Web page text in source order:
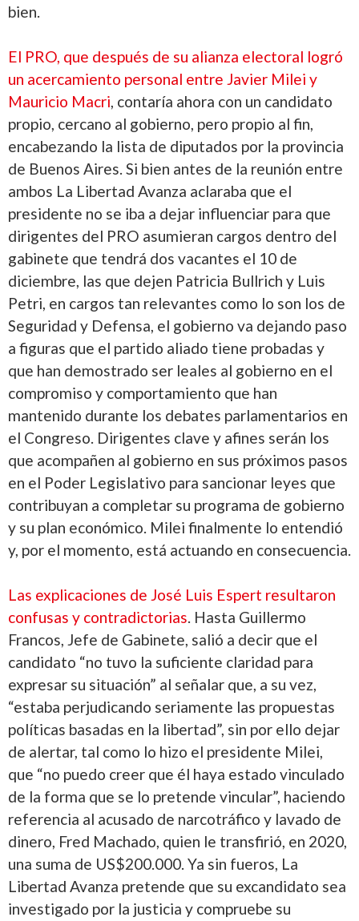
bien.
El PRO, que después de su alianza electoral logró
un acercamiento personal entre Javier Milei y
Mauricio Macri, contaría ahora con un candidato
propio, cercano al gobierno, pero propio al fin,
encabezando la lista de diputados por la provincia
de Buenos Aires. Si bien antes de la reunión entre
ambos La Libertad Avanza aclaraba que el
presidente no se iba a dejar influenciar para que
dirigentes del PRO asumieran cargos dentro del
gabinete que tendrá dos vacantes el 10 de
diciembre, las que dejen Patricia Bullrich y Luis
Petri, en cargos tan relevantes como lo son los de
Seguridad y Defensa, el gobierno va dejando paso
a figuras que el partido aliado tiene probadas y
que han demostrado ser leales al gobierno en el
compromiso y comportamiento que han
mantenido durante los debates parlamentarios en
el Congreso. Dirigentes clave y afines serán los
que acompañen al gobierno en sus próximos pasos
en el Poder Legislativo para sancionar leyes que
contribuyan a completar su programa de gobierno
y su plan económico. Milei finalmente lo entendió
y, por el momento, está actuando en consecuencia.
Las explicaciones de José Luis Espert resultaron
confusas y contradictorias. Hasta Guillermo
Francos, Jefe de Gabinete, salió a decir que el
candidato “no tuvo la suficiente claridad para
expresar su situación” al señalar que, a su vez,
“estaba perjudicando seriamente las propuestas
políticas basadas en la libertad”, sin por ello dejar
de alertar, tal como lo hizo el presidente Milei,
que “no puedo creer que él haya estado vinculado
de la forma que se lo pretende vincular”, haciendo
referencia al acusado de narcotráfico y lavado de
dinero, Fred Machado, quien le transfirió, en 2020,
una suma de US$200.000. Ya sin fueros, La
Libertad Avanza pretende que su excandidato sea
investigado por la justicia y compruebe su